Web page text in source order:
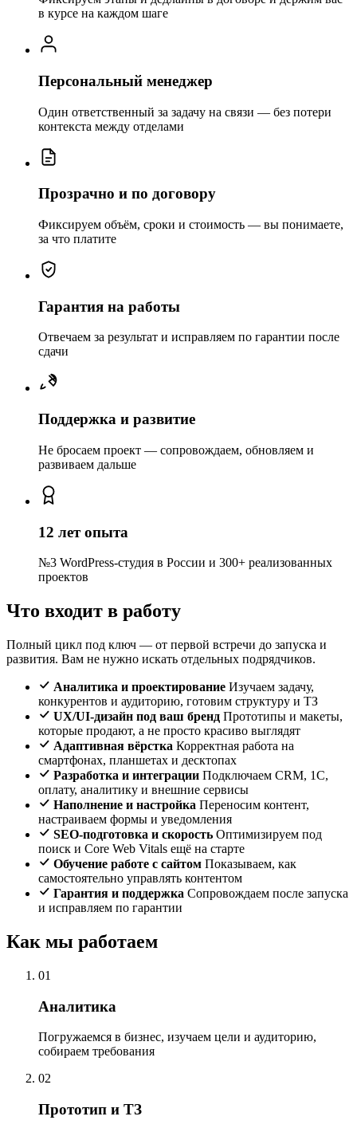
в курсе на каждом шаге
Персональный менеджер
Один ответственный за задачу на связи — без потери
контекста между отделами
Прозрачно и по договору
Фиксируем объём, сроки и стоимость — вы понимаете,
за что платите
Гарантия на работы
Отвечаем за результат и исправляем по гарантии после
сдачи
Поддержка и развитие
Не бросаем проект — сопровождаем, обновляем и
развиваем дальше
12 лет опыта
№3 WordPress-студия в России и 300+ реализованных
проектов
Что входит в работу
Полный цикл под ключ — от первой встречи до запуска и
развития. Вам не нужно искать отдельных подрядчиков.
Аналитика и проектирование Изучаем задачу,
конкурентов и аудиторию, готовим структуру и ТЗ
UX/UI-дизайн под ваш бренд Прототипы и макеты,
которые продают, а не просто красиво выглядят
Адаптивная вёрстка Корректная работа на
смартфонах, планшетах и десктопах
Разработка и интеграции Подключаем CRM, 1С,
оплату, аналитику и внешние сервисы
Наполнение и настройка Переносим контент,
настраиваем формы и уведомления
SEO-подготовка и скорость Оптимизируем под
поиск и Core Web Vitals ещё на старте
Обучение работе с сайтом Показываем, как
самостоятельно управлять контентом
Гарантия и поддержка Сопровождаем после запуска
и исправляем по гарантии
Как мы работаем
01
Аналитика
Погружаемся в бизнес, изучаем цели и аудиторию,
собираем требования
02
Прототип и ТЗ